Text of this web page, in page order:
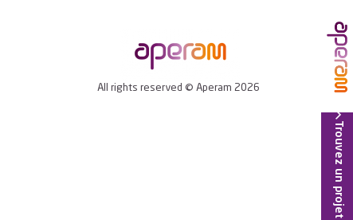
All rights reserved © Aperam 2026
Trouvez un projet